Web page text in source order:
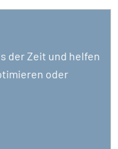
der Zeit und helfen
oder